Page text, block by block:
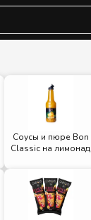
Соусы и пюре Bon
Classic на лимонад